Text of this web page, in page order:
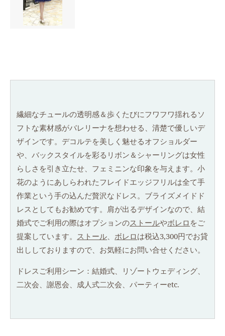
繊細なチュールの透明感＆歩くたびにフワフワ揺れるソ
フトな素材感がバレリーナを想わせる、清楚で優しいデ
ザインです。デコルテを美しく魅せるオフショルダー
や、バックスタイルを彩るリボン＆シャーリングは女性
らしさを引き立たせ、フェミニンな印象を与えます。小
花のようにあしらわれたフレイドエッジフリルは全て手
作業という手の込んだ贅沢なドレス。ブライズメイドド
レスとしてもお勧めです。肩が出るデザインなので、結
婚式でご利用の際はオプションのストールやボレロ をご
提案しています。 ストール、ボレロ は税込3,300円でお貸
出ししておりますので、お気軽にお問い合せください。
ドレスご利用シーン：結婚式、リゾートウェディング、
二次会、謝恩会、成人式二次会、パーティーetc.